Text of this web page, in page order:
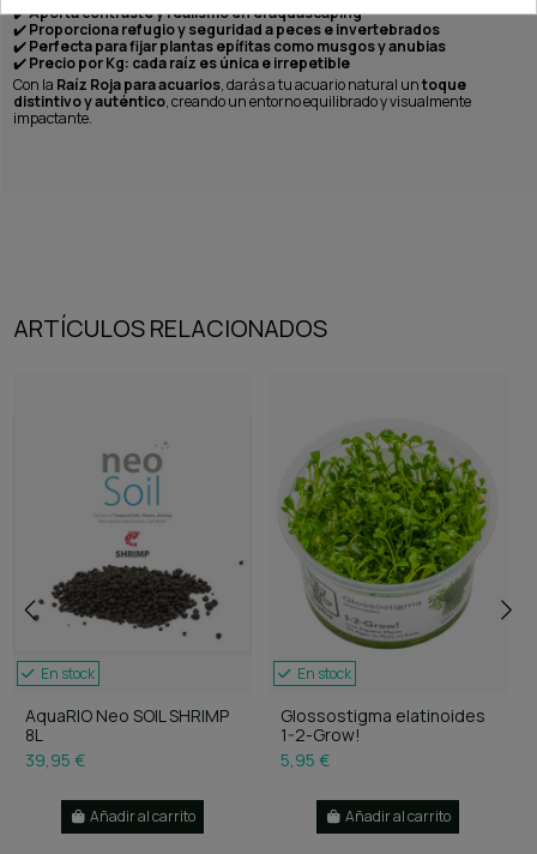
✔️Aporta contraste y realismo en el aquascaping
✔️ Proporciona refugio y seguridad a peces e invertebrados
✔️ Perfecta para fijar plantas epífitas como musgos y anubias
✔️ Precio por Kg: cada raíz es única e irrepetible
Con la Raíz Roja para acuarios, darás a tu acuario natural untoque
distintivo y auténtico, creando un entorno equilibrado y visualmente
impactante.
ARTÍCULOS RELACIONADOS
En stock
AquaRIO Neo SOIL SHRIMP
8L
39,95 €
Añadir al carrito
En stock
Glossostigma elatinoides
1-2-Grow!
5,95 €
Añadir al carrito